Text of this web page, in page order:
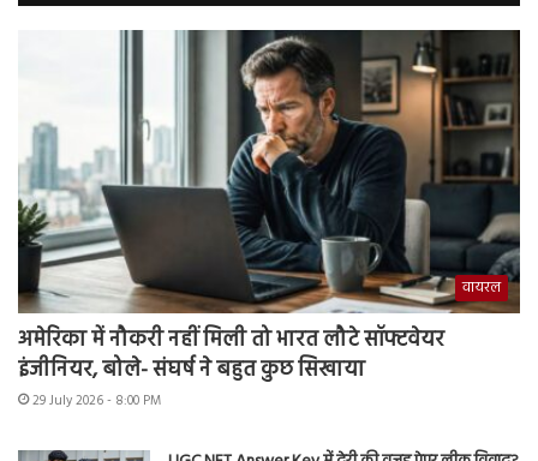
वायरल
अमेरिका में नौकरी नहीं मिली तो भारत लौटे सॉफ्टवेयर
इंजीनियर, बोले- संघर्ष ने बहुत कुछ सिखाया
29 July 2026 - 8:00 PM